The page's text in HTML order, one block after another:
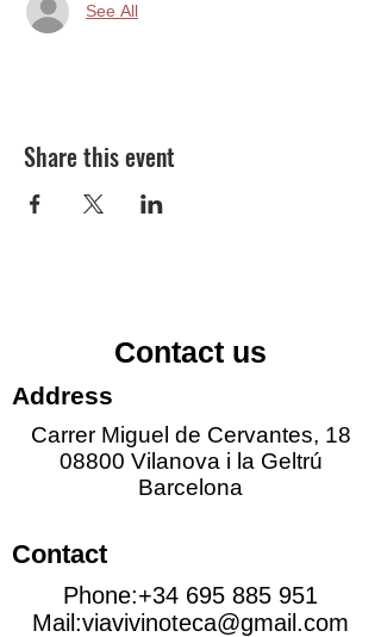
See All
Share this event
Contact us
Address
Carrer Miguel de Cervantes, 18
08800 Vilanova i la Geltrú
Barcelona
Contact
Phone:+34 695 885 951
Mail:viavivinoteca@gmail.com